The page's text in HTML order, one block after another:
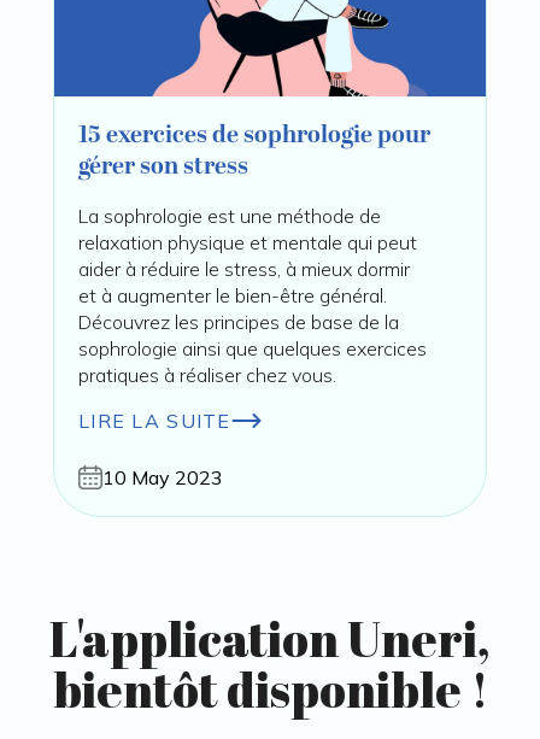
15 exercices de sophrologie pour
gérer son stress
La sophrologie est une méthode de
relaxation physique et mentale qui peut
aider à réduire le stress, à mieux dormir
et à augmenter le bien-être général.
Découvrez les principes de base de la
sophrologie ainsi que quelques exercices
pratiques à réaliser chez vous.
LIRE LA SUITE
10 May 2023
L'application Uneri,
bientôt disponible !